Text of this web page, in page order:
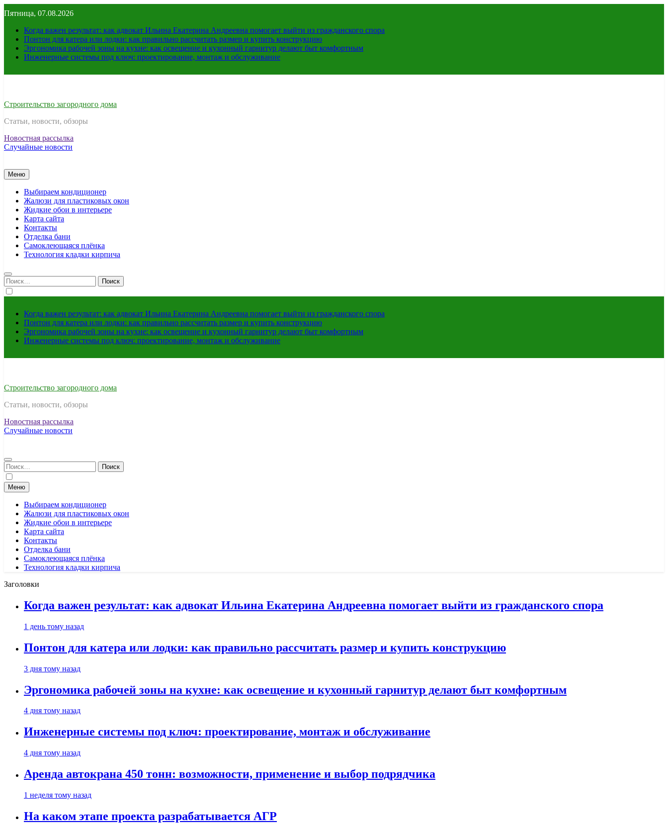
к
содержимому
Пятница, 07.08.2026
Когда важен результат: как адвокат Ильина Екатерина Андреевна помогает выйти из гражданского спора
Понтон для катера или лодки: как правильно рассчитать размер и купить конструкцию
Эргономика рабочей зоны на кухне: как освещение и кухонный гарнитур делают быт комфортным
Инженерные системы под ключ: проектирование, монтаж и обслуживание
Строительство загородного дома
Статьи, новости, обзоры
Новостная рассылка
Случайные новости
Меню
Выбираем кондиционер
Жалюзи для пластиковых окон
Жидкие обои в интерьере
Карта сайта
Контакты
Отделка бани
Самоклеющаяся плёнка
Технология кладки кирпича
Найти:
Когда важен результат: как адвокат Ильина Екатерина Андреевна помогает выйти из гражданского спора
Понтон для катера или лодки: как правильно рассчитать размер и купить конструкцию
Эргономика рабочей зоны на кухне: как освещение и кухонный гарнитур делают быт комфортным
Инженерные системы под ключ: проектирование, монтаж и обслуживание
Строительство загородного дома
Статьи, новости, обзоры
Новостная рассылка
Случайные новости
Найти:
Меню
Выбираем кондиционер
Жалюзи для пластиковых окон
Жидкие обои в интерьере
Карта сайта
Контакты
Отделка бани
Самоклеющаяся плёнка
Технология кладки кирпича
Заголовки
Когда важен результат: как адвокат Ильина Екатерина Андреевна помогает выйти из гражданского спора
1 день тому назад
Понтон для катера или лодки: как правильно рассчитать размер и купить конструкцию
3 дня тому назад
Эргономика рабочей зоны на кухне: как освещение и кухонный гарнитур делают быт комфортным
4 дня тому назад
Инженерные системы под ключ: проектирование, монтаж и обслуживание
4 дня тому назад
Аренда автокрана 450 тонн: возможности, применение и выбор подрядчика
1 неделя тому назад
На каком этапе проекта разрабатывается АГР